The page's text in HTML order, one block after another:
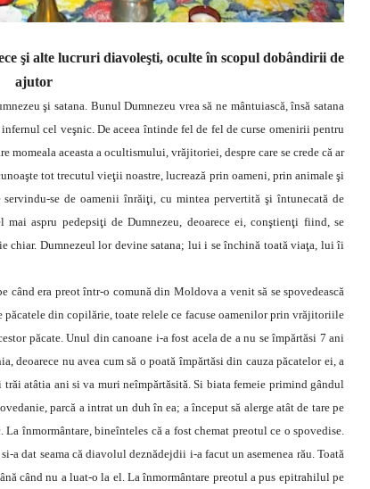
şi alte lucruri diavoleşti, oculte în scopul dobândirii de
ajutor
şi satana. Bunul Dumnezeu vrea să ne mântuiască, însă satana
cel veşnic. De aceea întinde fel de fel de curse omenirii pentru
aceasta a ocultismului, vrăjitoriei, despre care se crede că ar
tot trecutul vieţii noastre, lucrează prin oameni, prin animale şi
se de oamenii înrăiţi, cu mintea pervertită şi întunecată de
aspru pedepsiţi de Dumnezeu, deoarece ei, conştienţi fiind, se
chiar. Dumnezeul lor devine satana; lui i se închină toată viaţa, lui îi
când era preot într-o comună din Moldova a venit să se spovedească
păcatele din copilărie, toate relele ce facuse oamenilor prin vrăjitoriile
păcate. Unul din canoane i-a fost acela de a nu se împărtăsi 7 ani
deoarece nu avea cum să o poată împărtăsi din cauza păcatelor ei, a
atâtia ani si va muri neîmpărtăsită. Si biata femeie primind gândul
parcă a intrat un duh în ea; a început să alerge atât de tare pe
înmormântare, bineînteles că a fost chemat preotul ce o spovedise.
a dat seama că diavolul deznădejdii i-a facut un asemenea rău. Toată
când nu a luat-o la el. La înmormântare preotul a pus epitrahilul pe